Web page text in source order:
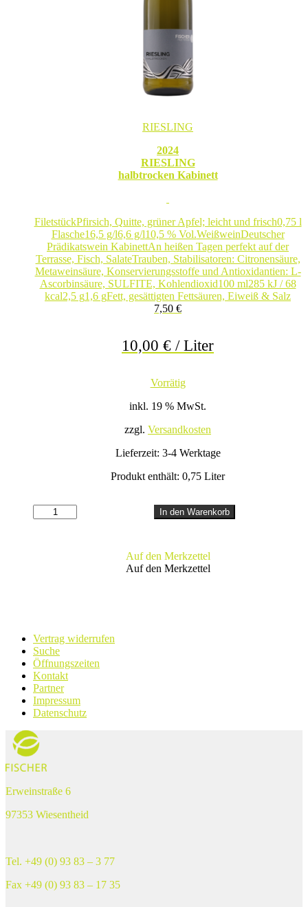
RIESLING
2024
RIESLING
halbtrocken Kabinett
FiletstückPfirsich, Quitte, grüner Apfel; leicht und frisch0,75 l
Flasche16,5 g/l6,6 g/l10,5 % Vol.WeißweinDeutscher
Prädikatswein KabinettAn heißen Tagen perfekt auf der
Terrasse, Fisch, SalateTrauben, Stabilisatoren: Citronensäure,
Metaweinsäure, Konservierungsstoffe und Antioxidantien: L-
Ascorbinsäure, SULFITE, Kohlendioxid100 ml285 kJ / 68
kcal2,5 g1,6 gFett, gesättigten Fettsäuren, Eiweiß & Salz
7,50 €
10,00 € / Liter
Vorrätig
inkl. 19 % MwSt.
zzgl. Versandkosten
Lieferzeit: 3-4 Werktage
Produkt enthält: 0,75 Liter
RIESLING
Menge
In den Warenkorb
Auf den Merkzettel
Auf den Merkzettel
Vertrag widerrufen
Suche
Öffnungszeiten
Kontakt
Partner
Impressum
Datenschutz
Erweinstraße 6
97353 Wiesentheid
Tel. +49 (0) 93 83 – 3 77
Fax +49 (0) 93 83 – 17 35